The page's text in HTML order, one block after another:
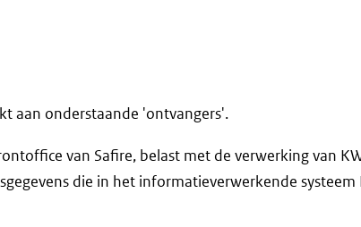
aan onderstaande 'ontvangers'.
van Safire, belast met de verwerking van
die in het informatieverwerkende systeem